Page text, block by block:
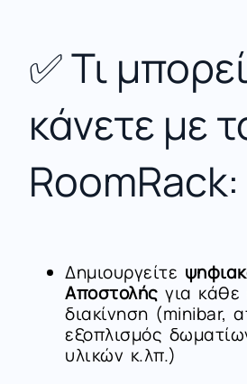
✅ Τι
κάνετε με
RoomRack:
Δημιουργείτε
Αποστολής για κάθε
διακίνηση (minibar,
εξοπλισμός
υλικών κ.λπ.)